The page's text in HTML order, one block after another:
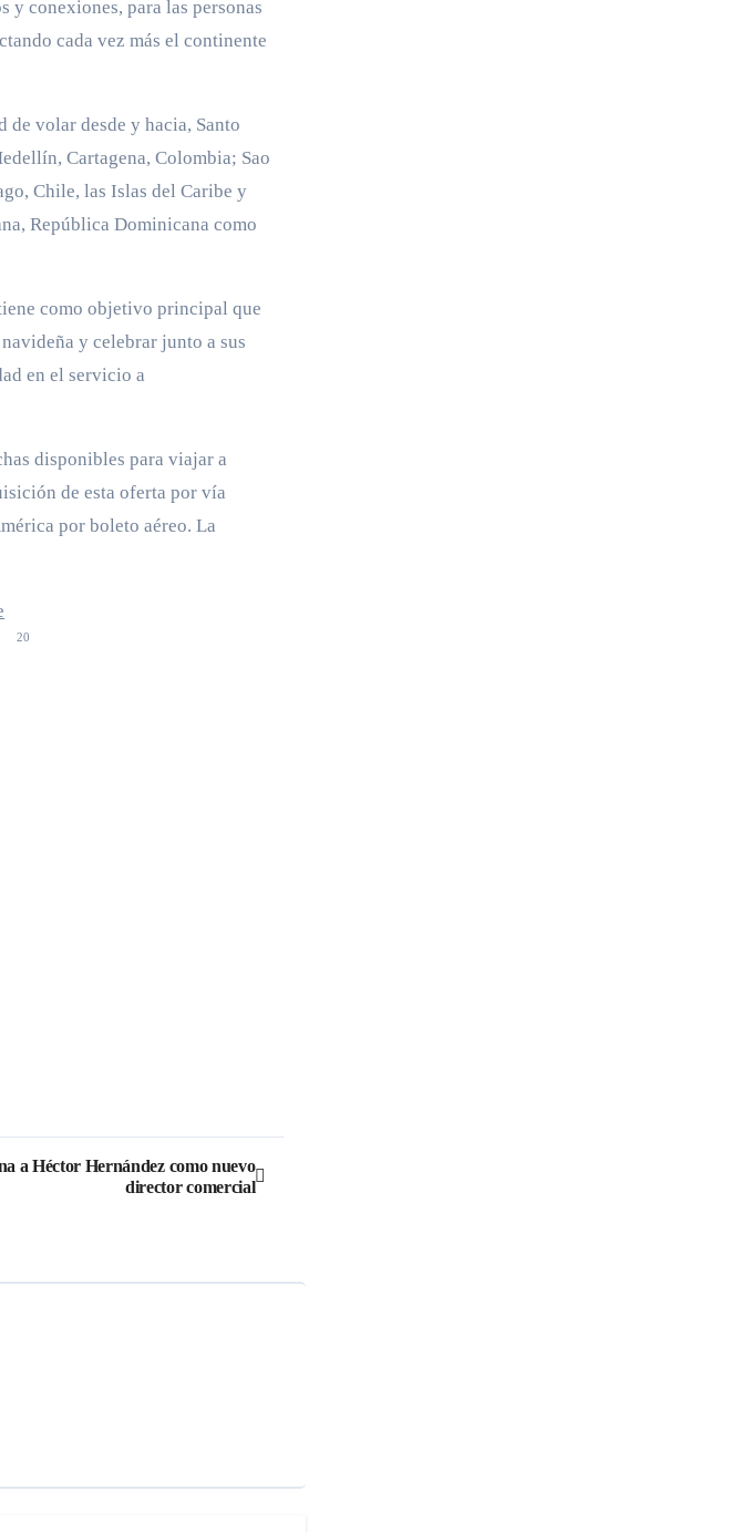
y conexiones, para las personas
cada vez más el continente
volar desde y hacia, Santo
Cartagena, Colombia; Sao
Chile, las Islas del Caribe y
República Dominicana como
como objetivo principal que
y celebrar junto a sus
en el servicio a
disponibles para viajar a
de esta oferta por vía
por boleto aéreo. La
20
a Héctor Hernández como nuevo
director comercial